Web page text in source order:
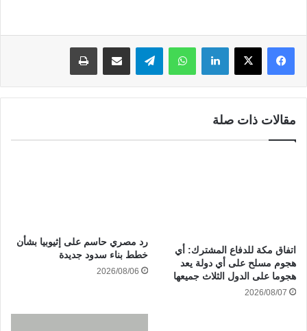
لينكدإن واتساب
مقالات ذات صلة
‏اتفاق مكة للدفاع المشترك: أي
هجوم مسلح على أي دولة يعد
هجوما على الدول الثلاث جميعها
2026/08/07
رد مصري حاسم على إثيوبيا بشأن
خطط بناء سدود جديدة
2026/08/06